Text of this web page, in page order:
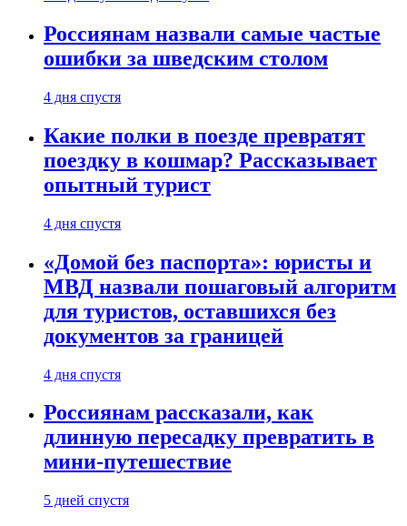
Россиянам назвали самые частые
ошибки за шведским столом
4 дня спустя
Какие полки в поезде превратят
поездку в кошмар? Рассказывает
опытный турист
4 дня спустя
«Домой без паспорта»: юристы и
МВД назвали пошаговый алгоритм
для туристов, оставшихся без
документов за границей
4 дня спустя
Россиянам рассказали, как
длинную пересадку превратить в
мини-путешествие
5 дней спустя